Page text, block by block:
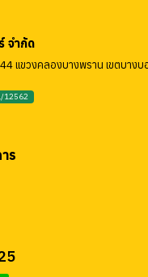
จำกัด
แขวงคลองบางพราน เขตบาง
12562
ร